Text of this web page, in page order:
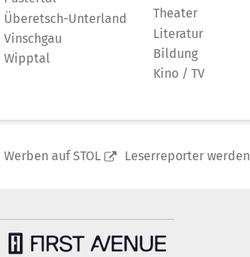
Überetsch-Unterland
Vinschgau
Wipptal
Theater
Literatur
Bildung
Kino / TV
Werben auf STOL Leserreporter werden